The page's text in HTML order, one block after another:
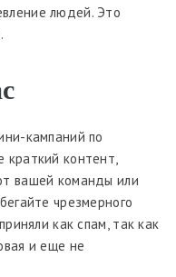
людей. Это
кампаний по
краткий контент,
вашей команды или
чрезмерного
как спам, так как
и еще не